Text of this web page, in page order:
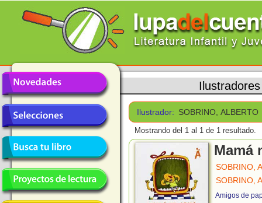
Ilustradores
Ilustrador: SOBRINO, ALBERTO
Mostrando del 1 al 1 de 1 resultado.
Mamá
SOBRINO,
SOBRINO,
Amigos de